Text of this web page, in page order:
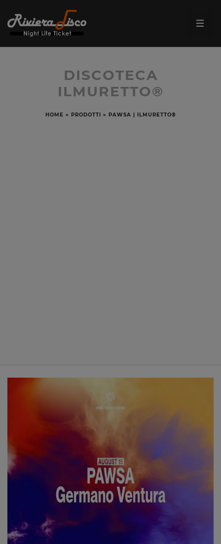
DISCOTECA
ILMURETTO®
HOME » PRODOTTI » PAWSA | ILMURETTO®